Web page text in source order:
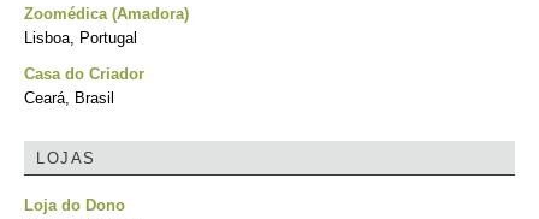
Zoomédica (Amadora)
Lisboa, Portugal
Casa do Criador
Ceará, Brasil
LOJAS
Loja do Dono